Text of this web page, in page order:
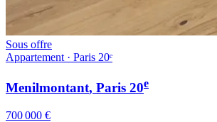
Sous offre
Appartement · Paris 20ᵉ
Menilmontant, Paris 20e
700 000 €